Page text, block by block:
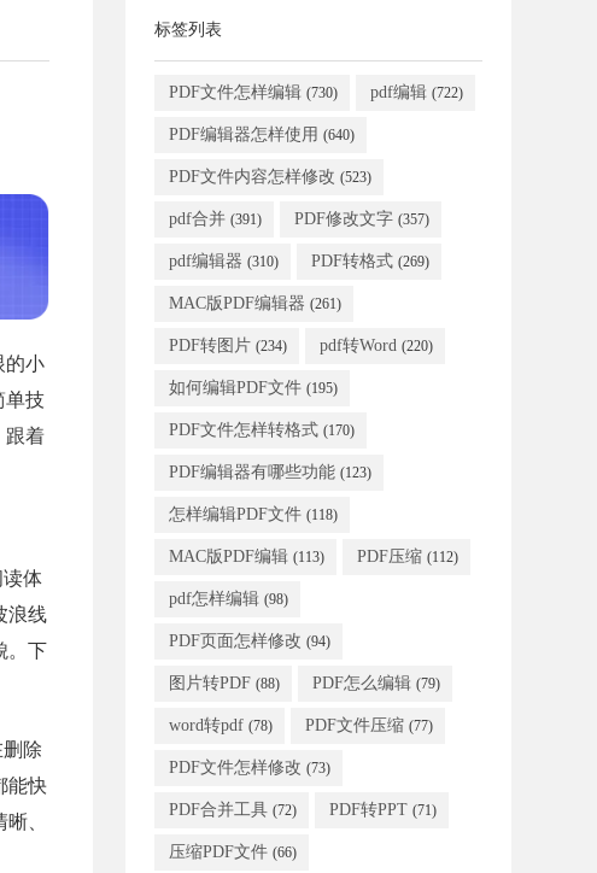
的小
单技
跟着
体
浪线
。下
除
能快
、
标签列表
PDF文件怎样编辑 (730) pdf编辑 (722)
PDF编辑器怎样使用 (640)
PDF文件内容怎样修改 (523)
pdf合并 (391) PDF修改文字 (357)
pdf编辑器 (310) PDF转格式 (269)
MAC版PDF编辑器 (261)
PDF转图片 (234) pdf转Word (220)
如何编辑PDF文件 (195)
PDF文件怎样转格式 (170)
PDF编辑器有哪些功能 (123)
怎样编辑PDF文件 (118)
MAC版PDF编辑 (113) PDF压缩 (112)
pdf怎样编辑 (98)
PDF页面怎样修改 (94)
图片转PDF (88) PDF怎么编辑 (79)
word转pdf (78) PDF文件压缩 (77)
PDF文件怎样修改 (73)
PDF合并工具 (72) PDF转PPT (71)
压缩PDF文件 (66)